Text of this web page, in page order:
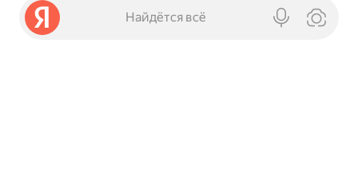
Найдётся всё